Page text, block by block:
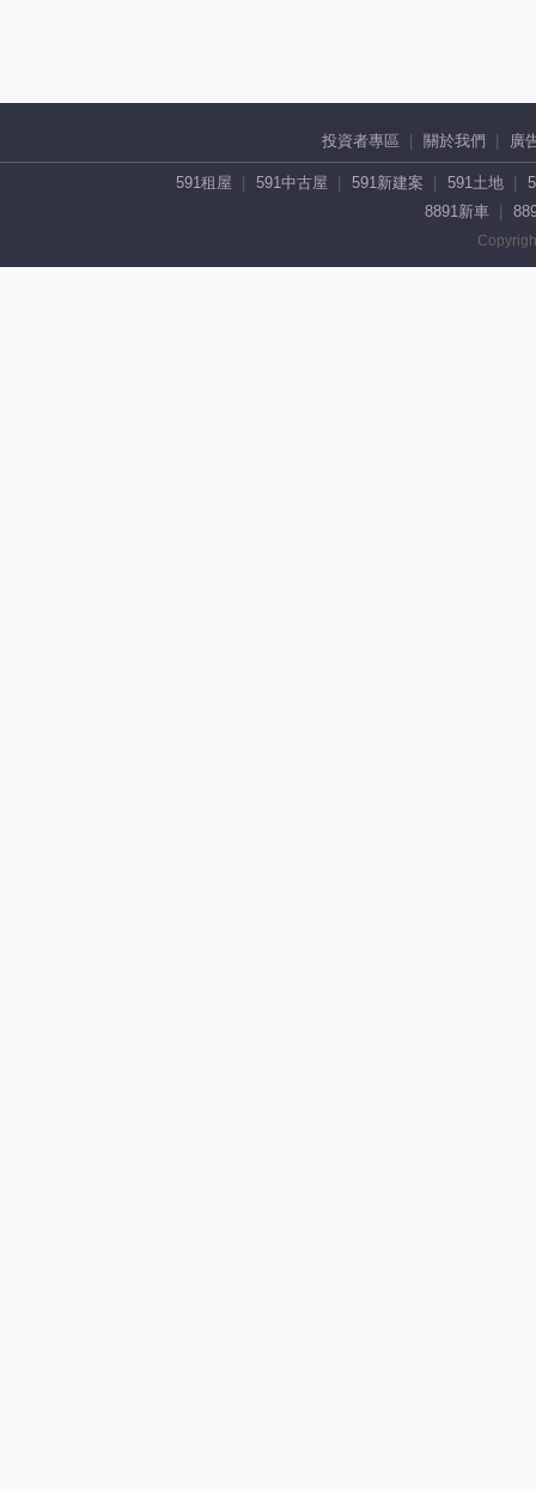
投資者專區 關於我們 廣
591租屋 591中古屋 591新建案 591土地
8891新車